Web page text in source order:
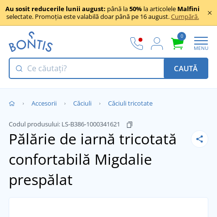
Au sosit reducerile lunii august: până la50% la articolele Malfini
selectate. Promoția este valabilă doar până pe 16 august.Cumpără.
0
MENU
CAUTĂ
Accesorii Căciuli Căciuli tricotate
Codul produsului: LS-B386-1000341621
Pălărie de iarnă tricotată
confortabilă Migdalie
prespălat